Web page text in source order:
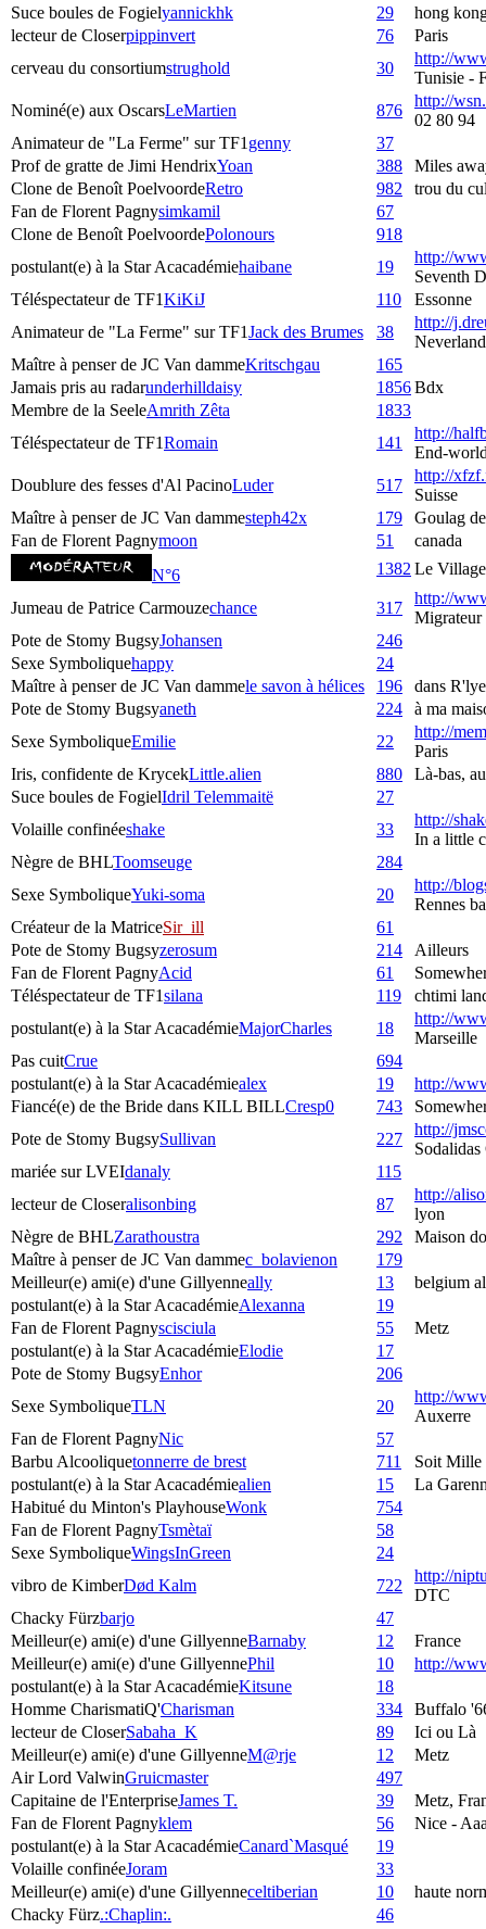
Suce boules de Fogielyannickhk 29
hong
lecteur de Closerpippinvert 76
Paris
cerveau du consortiumstrughold 30
http://
Tunisie -
Nominé(e) aux OscarsLeMartien 876
http://
02 80 94
Animateur de "La Ferme" sur TF1 genny
37
Prof de gratte de Jimi HendrixYoan 388
Miles
Clone de Benoît PoelvoordeRetro 982
trou du
Fan de Florent Pagnysimkamil
67
Clone de Benoît PoelvoordePolonours
918
postulant(e) à la Star Acacadémiehaibane 19
http://
Seventh
Téléspectateur de TF1KiKiJ 110
Essonne
Animateur de "La Ferme" sur TF1Jack des Brumes 38
http://
Neverland
Maître à penser de JC Van dammeKritschgau
165
Jamais pris au radarunderhilldaisy 1856Bdx
Membre de la SeeleAmrith Zêta
1833
Téléspectateur de TF1Romain 141
http://
End-
Doublure des fesses d'Al PacinoLuder 517
http://
Suisse
Maître à penser de JC Van dammesteph42x 179
Goulag
Fan de Florent Pagnymoon 51
canada
N°6
1382 Le Village
Jumeau de Patrice Carmouzechance 317
http://
Migrateur
Pote de Stomy BugsyJohansen
246
Sexe Symboliquehappy
24
Maître à penser de JC Van dammele savon à hélices 196
dans
Pote de Stomy Bugsyaneth 224
à ma
Sexe SymboliqueEmilie 22
http://
Paris
Iris, confidente de KrycekLittle.alien 880
Là-bas,
Suce boules de FogielIdril Telemmaitë
27
Volaille confinéeshake 33
http://
In a little
Nègre de BHLToomseuge
284
Sexe SymboliqueYuki-soma 20
http://
Rennes
Créateur de la MatriceSir_ill
61
Pote de Stomy Bugsyzerosum 214
Ailleurs
Fan de Florent PagnyAcid 61
Téléspectateur de TF1silana 119
chtimi
postulant(e) à la Star AcacadémieMajorCharles 18
http://
Marseille
Pas cuitCrue
694
postulant(e) à la Star Acacadémiealex 19
http://
Fiancé(e) de the Bride dans KILL BILLCresp0 743
Pote de Stomy BugsySullivan 227
http://
mariée sur LVEIdanaly
115
lecteur de Closeralisonbing 87
http://
lyon
Nègre de BHLZarathoustra 292
Maison
Maître à penser de JC Van dammec_bolavienon
179
Meilleur(e) ami(e) d'une Gillyenneally 13
belgium
postulant(e) à la Star AcacadémieAlexanna
19
Fan de Florent Pagnyscisciula 55
Metz
postulant(e) à la Star AcacadémieElodie
17
Pote de Stomy BugsyEnhor
206
Sexe SymboliqueTLN 20
http://
Auxerre
Fan de Florent PagnyNic
57
Barbu Alcooliquetonnerre de brest 711
Soit Mille
postulant(e) à la Star Acacadémiealien 15
La
Habitué du Minton's PlayhouseWonk
754
Fan de Florent PagnyTsmètaï
58
Sexe SymboliqueWingsInGreen
24
vibro de KimberDød Kalm 722
http://
DTC
Chacky Fürzbarjo
47
Meilleur(e) ami(e) d'une GillyenneBarnaby 12
France
Meilleur(e) ami(e) d'une GillyennePhil 10
http://
postulant(e) à la Star AcacadémieKitsune
18
Homme CharismatiQ'Charisman 334
Buffalo
lecteur de CloserSabaha_K 89
Ici ou Là
Meilleur(e) ami(e) d'une GillyenneM@rje 12
Metz
Air Lord ValwinGruicmaster
497
Capitaine de l'EnterpriseJames T. 39
Metz,
Fan de Florent Pagnyklem 56
Nice -
postulant(e) à la Star AcacadémieCanard`Masqué
19
Volaille confinéeJoram
33
Meilleur(e) ami(e) d'une Gillyenneceltiberian 10
haute
Chacky Fürz.:Chaplin:.
46